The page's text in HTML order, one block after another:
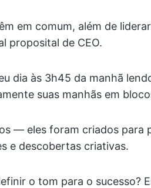
em comum, além de
proposital de CEO.
dia às 3h45 da manhã
suas manhãs em
— eles foram criados para
e descobertas criativas.
o tom para o sucesso?